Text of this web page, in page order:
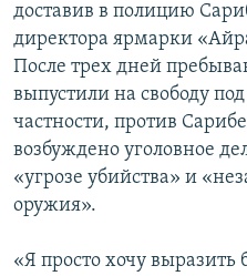
доставив в полицию
директора ярмарки
После трех дней
выпустили на свободу
частности, против
возбуждено уголовное
«угрозе убийства» и
оружия».
«Я просто хочу выразить